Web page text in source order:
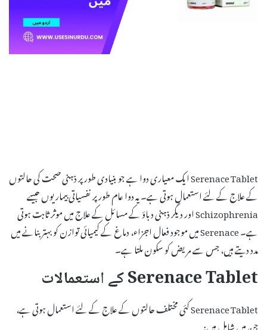
Serenace Tablet ایک معیاری دوا ہے جو بنیادی طور پر ذہنی صحت کی حالتوں
کے علاج کے لئے استعمال ہوتی ہے۔ یہ دوا عام طور پر نفسیاتی بیماریوں جیسے
Schizophrenia اور دیگر ذہنی دباؤ کے مسائل کے علاج میں موثر ثابت ہوتی
ہے۔ Serenace میں موجود فعال اجزاء، دماغ کے کیمیائی توازن کو بہتر بنانے میں
مدد دیتے ہیں، جس سے مریض کو سکون ملتا ہے۔
Serenace Tablet کے استعمالات
Serenace Tablet کئی مختلف حالتوں کے علاج کے لئے استعمال ہوتی ہے،
جن میں شامل ہیں: